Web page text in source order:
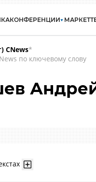
КОНФЕРЕНЦИИ МАРКЕТ
CNews*
по ключевому слову